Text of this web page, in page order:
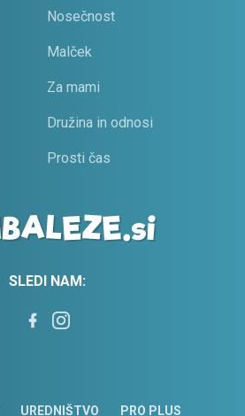
Nosečnost
Malček
Za mami
Družina in odnosi
Prosti čas
SLEDI NAM:
UREDNIŠTVO PRO PLUS